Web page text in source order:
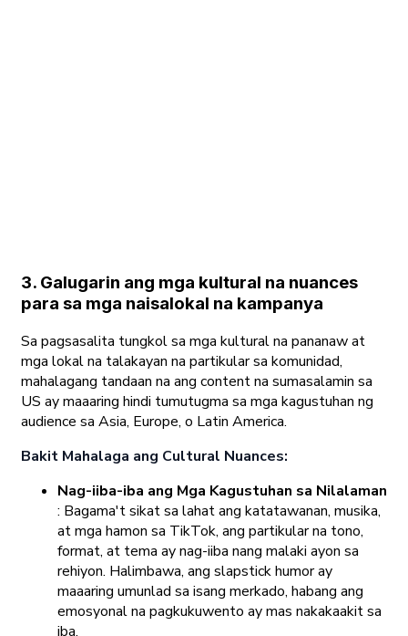
3. Galugarin ang mga kultural na nuances
para sa mga naisalokal na kampanya
Sa pagsasalita tungkol sa mga kultural na pananaw at
mga lokal na talakayan na partikular sa komunidad,
mahalagang tandaan na ang content na sumasalamin sa
US ay maaaring hindi tumutugma sa mga kagustuhan ng
audience sa Asia, Europe, o Latin America.
Bakit Mahalaga ang Cultural Nuances:
Nag-iiba-iba ang Mga Kagustuhan sa Nilalaman
: Bagama't sikat sa lahat ang katatawanan, musika,
at mga hamon sa TikTok, ang partikular na tono,
format, at tema ay nag-iiba nang malaki ayon sa
rehiyon. Halimbawa, ang slapstick humor ay
maaaring umunlad sa isang merkado, habang ang
emosyonal na pagkukuwento ay mas nakakaakit sa
iba.